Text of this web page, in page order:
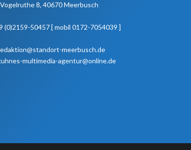
8, 40670 Meerbusch
(0)2159-50457 [ mobil 0172-7054039 ]
meerbusch.de
multimedia-agentur@online.de